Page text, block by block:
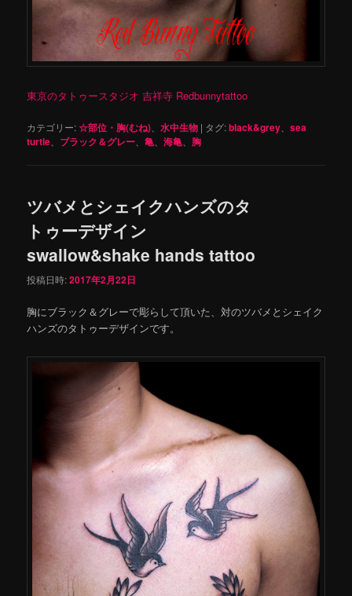
東京のタトゥースタジオ 吉祥寺 Redbunnytattoo
カテゴリー:☆部位・胸(むね) 、水中生物 | タグ:black&grey 、sea ​​
turtle
ブラック＆グレー 、亀 、海亀 胸
ツバメとシェイクハンズのタ
トゥーデザイン
swallow&shake hands tattoo
投稿日時:2017年2月22日
胸にブラック＆グレーで彫らして頂いた、対のツバメとシェイク
ハンズのタトゥーデザインです。